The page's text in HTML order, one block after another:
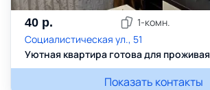
40 р. 1-комн.
Социалистическая ул., 51
Уютная квартира готова для проживая
Показать контакты